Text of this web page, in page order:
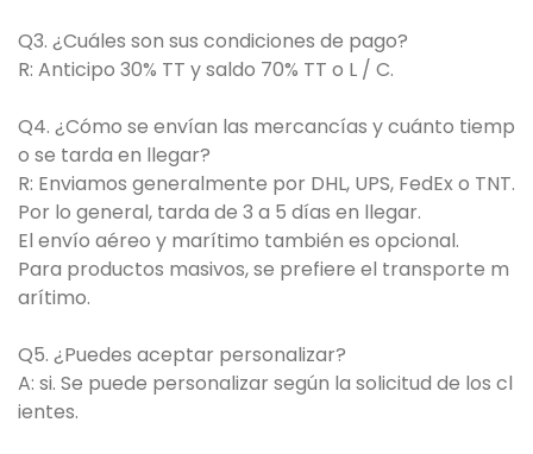
Q3. ¿Cuáles son sus condiciones de pago?
R: Anticipo 30% TT y saldo 70% TT o L / C.
Q4. ¿Cómo se envían las mercancías y cuánto tiemp
o se tarda en llegar?
R: Enviamos generalmente por DHL, UPS, FedEx o TNT.
Por lo general, tarda de 3 a 5 días en llegar.
El envío aéreo y marítimo también es opcional.
Para productos masivos, se prefiere el transporte m
arítimo.
Q5. ¿Puedes aceptar personalizar?
A: si. Se puede personalizar según la solicitud de los cl
ientes.